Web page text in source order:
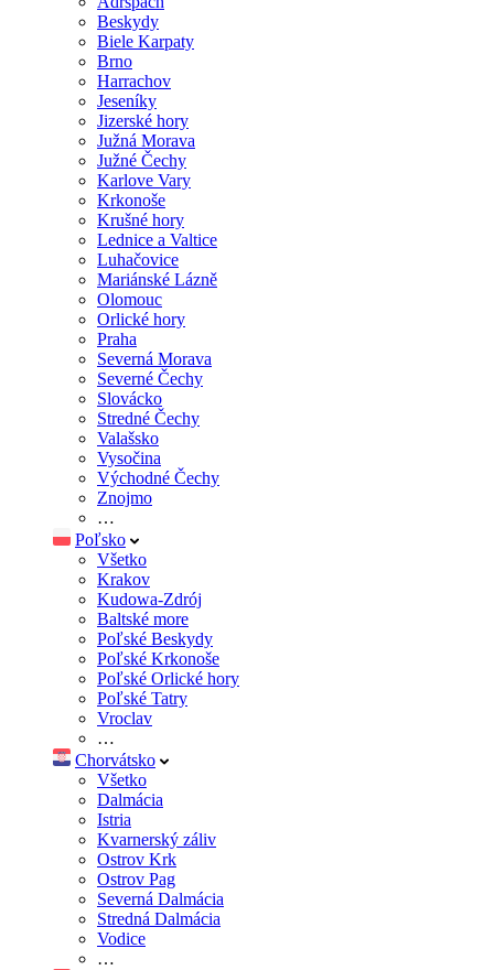
Beskydy
Biele Karpaty
Brno
Harrachov
Jeseníky
Jizerské hory
Južná Morava
Južné Čechy
Karlove Vary
Krkonoše
Krušné hory
Lednice a Valtice
Luhačovice
Mariánské Lázně
Olomouc
Orlické hory
Praha
Severná Morava
Severné Čechy
Slovácko
Stredné Čechy
Valašsko
Vysočina
Východné Čechy
Znojmo
…
Poľsko
Všetko
Krakov
Kudowa-Zdrój
Baltské more
Poľské Beskydy
Poľské Krkonoše
Poľské Orlické hory
Poľské Tatry
Vroclav
…
Chorvátsko
Všetko
Dalmácia
Istria
Kvarnerský záliv
Ostrov Krk
Ostrov Pag
Severná Dalmácia
Stredná Dalmácia
Vodice
…